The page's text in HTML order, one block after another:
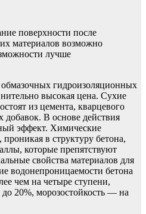
поверхности после
материалов возможно
лучше
гидроизоляционных
высокая цена. Сухие
из цемента, кварцевого
В основе действия
эффект. Химические
в структуру бетона,
которые препятствуют
свойства материалов для
водонепроницаемости бетона
чем на четыре ступени,
20%, морозостойкость — на